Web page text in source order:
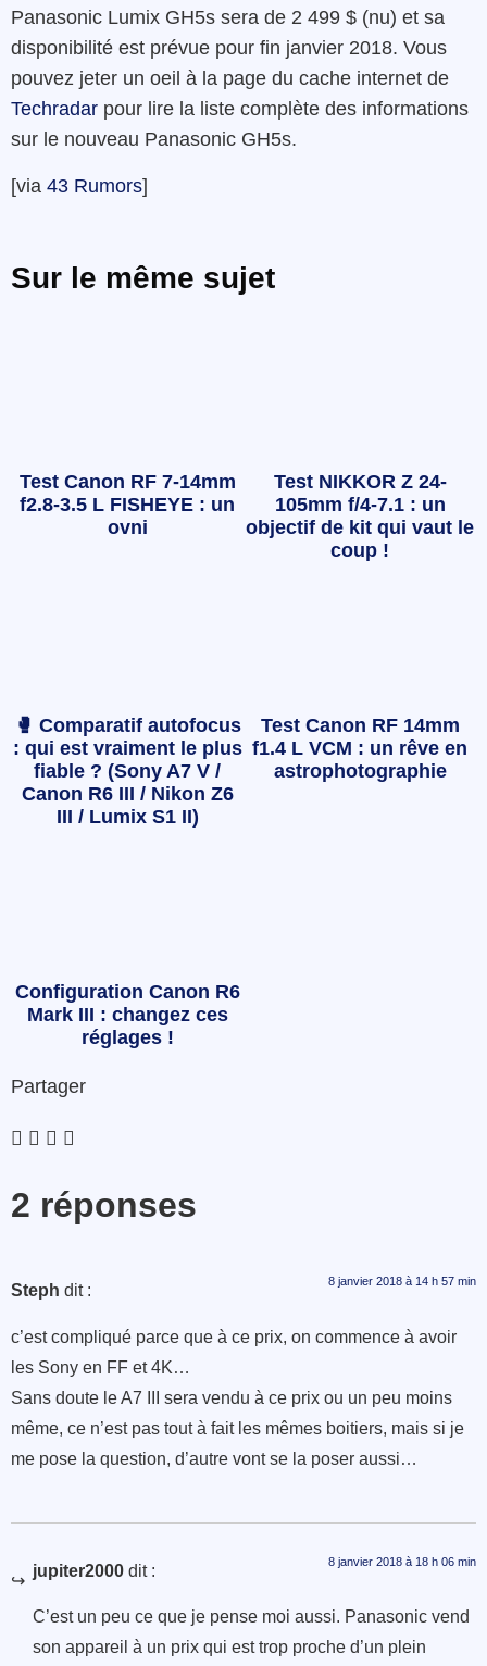
Panasonic Lumix GH5s sera de 2 499 $ (nu) et sa
disponibilité est prévue pour fin janvier 2018. Vous
pouvez jeter un oeil à la page du cache internet de
Techradar pour lire la liste complète des informations
sur le nouveau Panasonic GH5s.
[via 43 Rumors]
Sur le même sujet
Test Canon RF 7-14mm
f2.8-3.5 L FISHEYE : un
ovni
Test NIKKOR Z 24-
105mm f/4-7.1 : un
objectif de kit qui vaut le
coup !
🥊 Comparatif autofocus
: qui est vraiment le plus
fiable ? (Sony A7 V /
Canon R6 III / Nikon Z6
III / Lumix S1 II)
Test Canon RF 14mm
f1.4 L VCM : un rêve en
astrophotographie
Configuration Canon R6
Mark III : changez ces
réglages !
Partager
2 réponses
Steph dit : 8 janvier 2018 à 14 h 57 min
c’est compliqué parce que à ce prix, on commence à avoir
les Sony en FF et 4K…
Sans doute le A7 III sera vendu à ce prix ou un peu moins
même, ce n’est pas tout à fait les mêmes boitiers, mais si je
me pose la question, d’autre vont se la poser aussi…
jupiter2000 dit : 8 janvier 2018 à 18 h 06 min
C’est un peu ce que je pense moi aussi. Panasonic vend
son appareil à un prix qui est trop proche d’un plein